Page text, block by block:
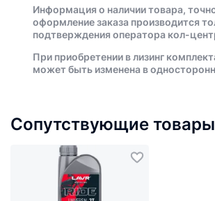
Информация о наличии товара,
оформление заказа производится
подтверждения оператора кол-
При приобретении в лизинг
может быть изменена в
Сопутствующие товары